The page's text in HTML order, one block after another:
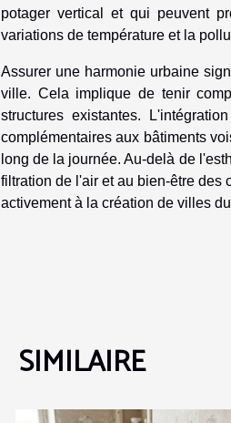
potager vertical et qui peuvent
variations de température et la
Assurer une harmonie urbaine
ville. Cela implique de tenir
structures existantes.
complémentaires aux bâtiments
long de la journée. Au-delà de
filtration de l'air et au bien-être des
activement à la création de villes
SIMILAIRE